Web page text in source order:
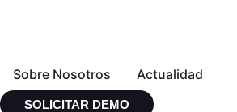
Sobre Nosotros Actualidad
SOLICITAR DEMO